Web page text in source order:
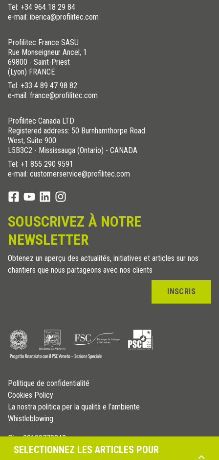
SELECTIONNEZ LES ARTICLES POUR
Tel: +34 964 18 29 84
e-mail: iberica@profilitec.com
Profilitec France SASU
Rue Monseigneur Ancel, 1
69800 - Saint-Priest
(Lyon) FRANCE
Tel: +33 4 89 47 98 82
e-mail: france@profilitec.com
Profilitec Canada LTD
Registered address: 50 Burnhamthorpe Road
West, Suite 900
L5B3C2 - Mississauga (Ontario) - CANADA
Tel: +1 855 290 9591
e-mail: customerservice@profilitec.com
SOUSCRIVEZ À NOTRE
NEWSLETTER
Obtenez un aperçu des actualités, initiatives et articles sur nos
chantiers que nous partageons avec nos clients
INSCRIS
Politique de confidentialité
Cookies Policy
La nostra politica per la qualità e l’ambiente
Whistleblowing
P.iva 03109770242
© Copyright 2026 - Profilitec S.p.A - All right reserved